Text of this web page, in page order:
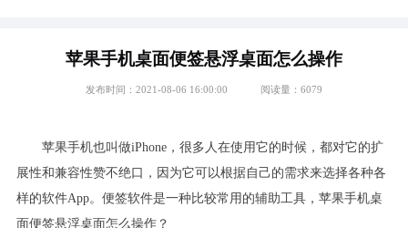
苹果手机桌面便签悬浮桌面怎么操作
发布时间：2021-08-06 16:00:00 阅读量：6079
苹果手机也叫做iPhone，很多人在使用它的时候，都对它的扩
展性和兼容性赞不绝口，因为它可以根据自己的需求来选择各种各
样的软件App。便签软件是一种比较常用的辅助工具，苹果手机桌
面便签悬浮桌面怎么操作？